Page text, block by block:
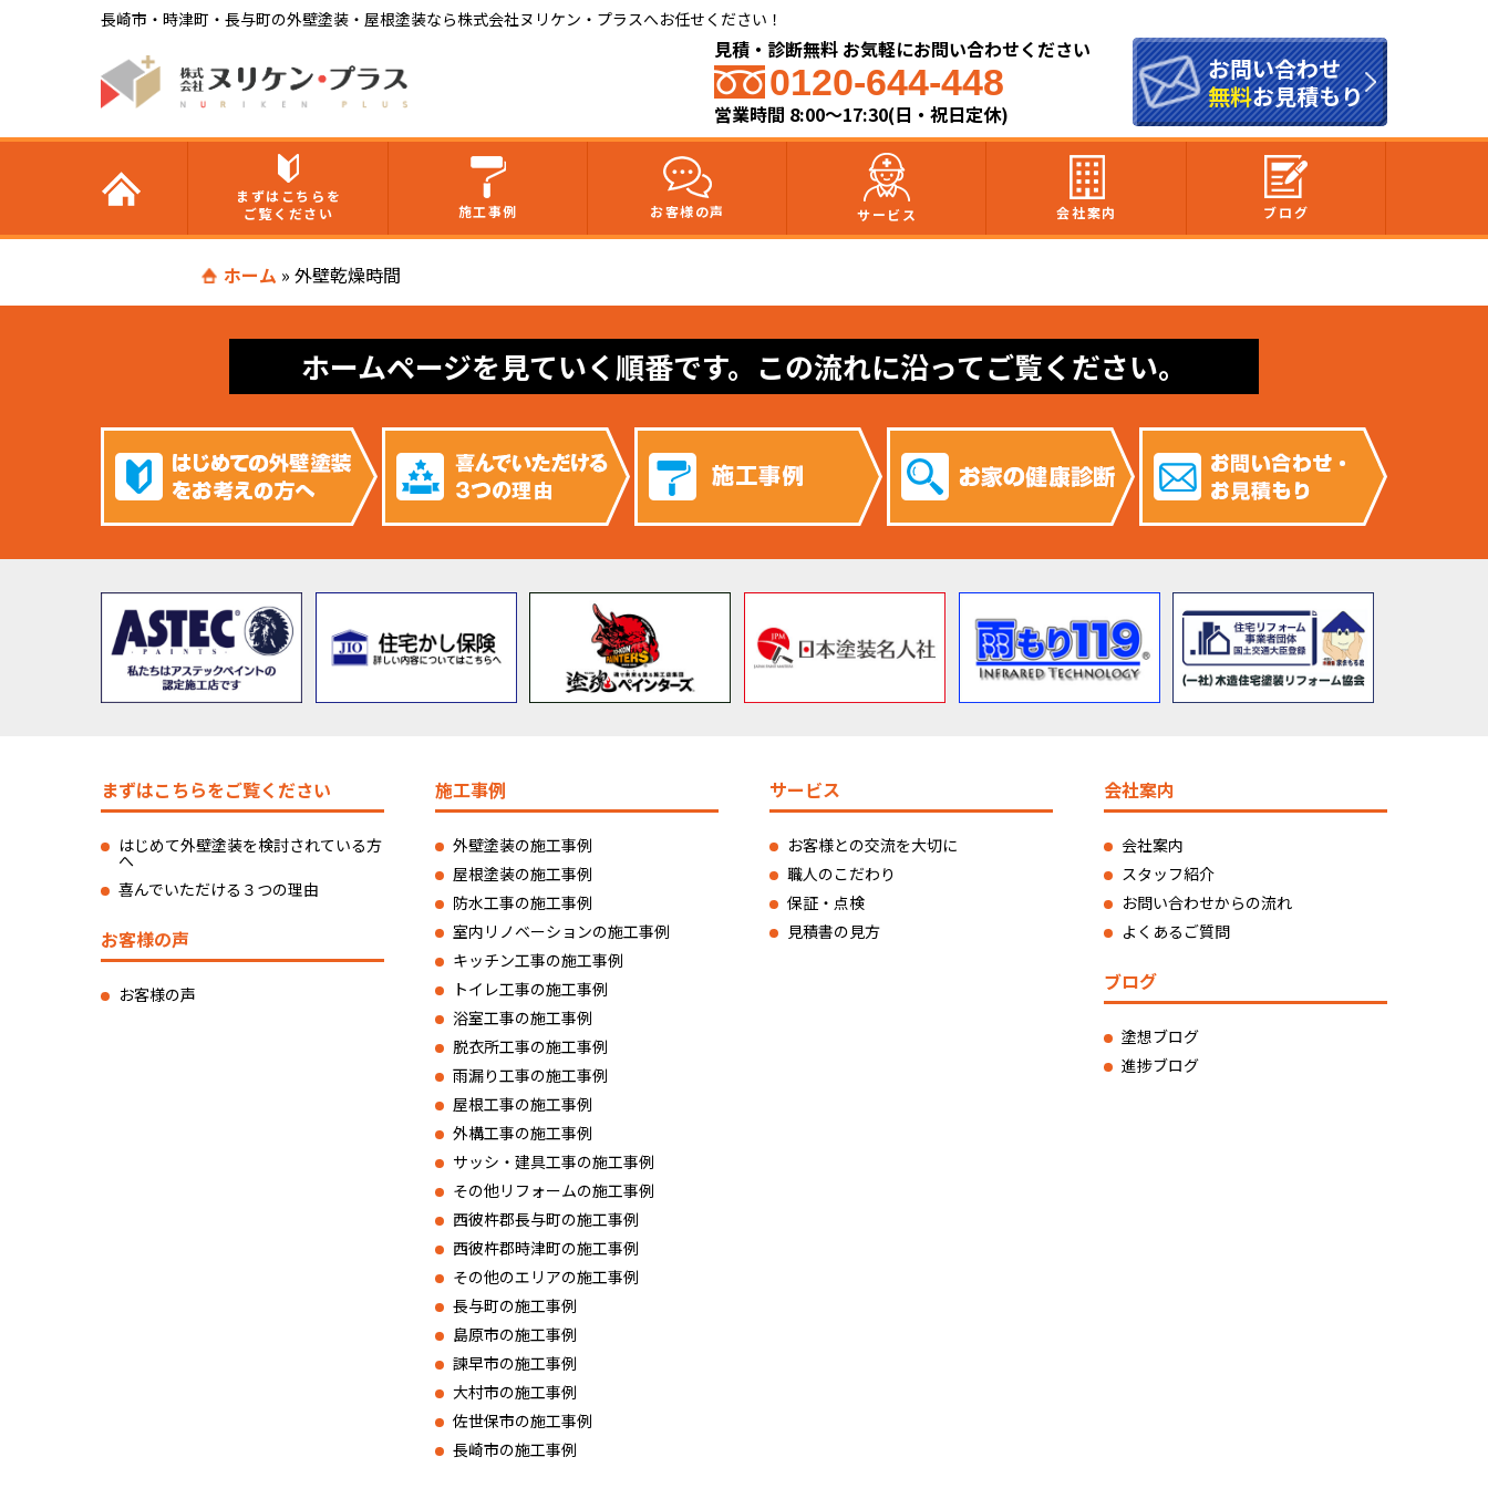
長崎市・時津町・長与町の外壁塗装・屋根塗装なら株式会社ヌリケン・プラスへお任せください！
見積・診断無料 お気軽にお問い合わせください
0120-644-448
営業時間 8:00〜17:30(日・祝日定休)
お問い合わせ
無料お見積もり
まずはこちらを
ご覧ください
施工事例 お客様の声 サービス 会社案内 ブログ
ホーム » 外壁乾燥時間
ホームページを見ていく順番です。この流れに沿ってご覧ください。
まずはこちらをご覧ください
はじめて外壁塗装を検討されている方
へ
喜んでいただける３つの理由
お客様の声
お客様の声
施工事例
外壁塗装の施工事例
屋根塗装の施工事例
防水工事の施工事例
室内リノベーションの施工事例
キッチン工事の施工事例
トイレ工事の施工事例
浴室工事の施工事例
脱衣所工事の施工事例
雨漏り工事の施工事例
屋根工事の施工事例
外構工事の施工事例
サッシ・建具工事の施工事例
その他リフォームの施工事例
西彼杵郡長与町の施工事例
西彼杵郡時津町の施工事例
その他のエリアの施工事例
長与町の施工事例
島原市の施工事例
諫早市の施工事例
大村市の施工事例
佐世保市の施工事例
長崎市の施工事例
サービス
お客様との交流を大切に
職人のこだわり
保証・点検
見積書の見方
会社案内
会社案内
スタッフ紹介
お問い合わせからの流れ
よくあるご質問
ブログ
塗想ブログ
進捗ブログ